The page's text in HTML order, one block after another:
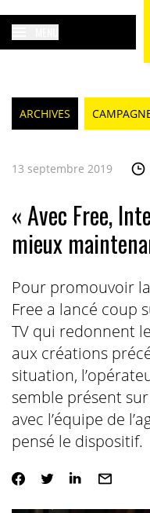
ARCHIVES
13 septembre 2019
« Avec Free,
mieux
Pour promouvoir
Free a lancé coup
TV qui redonnent
aux créations
situation,
semble présent
avec l’équipe de
pensé le dispositif.